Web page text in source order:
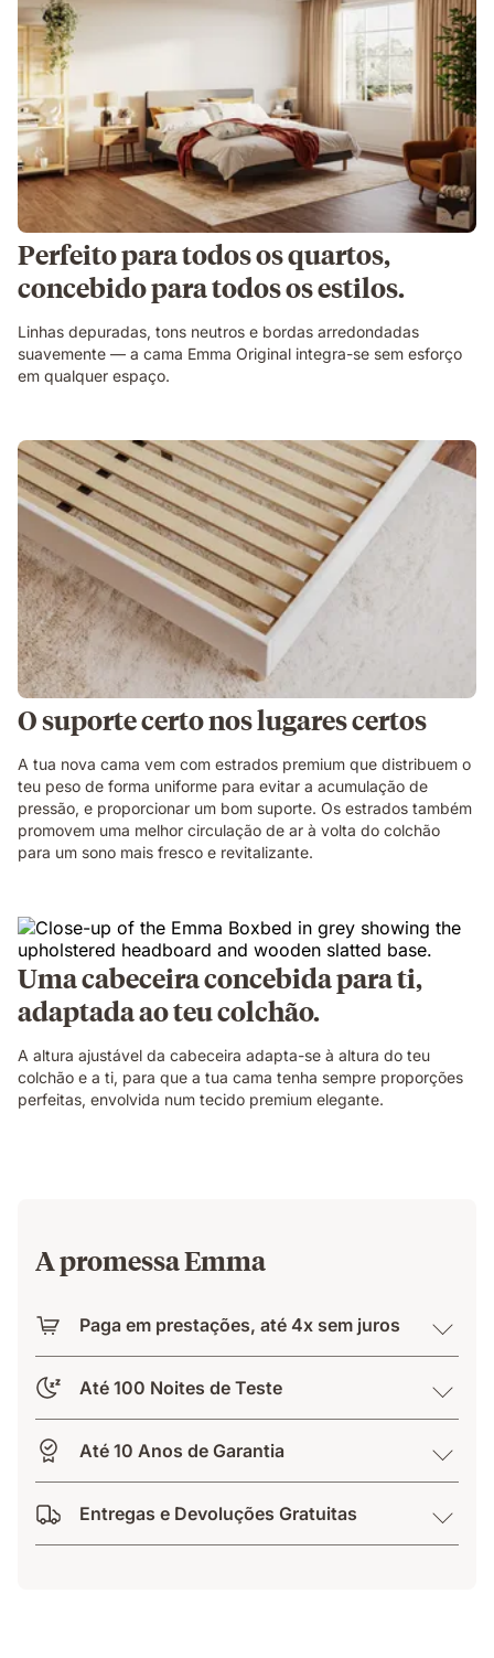
Perfeito para todos os quartos,
concebido para todos os estilos.
Linhas depuradas, tons neutros e bordas arredondadas
suavemente — a cama Emma Original integra-se sem esforço
em qualquer espaço.
O suporte certo nos lugares certos
A tua nova cama vem com estrados premium que distribuem o
teu peso de forma uniforme para evitar a acumulação de
pressão, e proporcionar um bom suporte. Os estrados também
promovem uma melhor circulação de ar à volta do colchão
para um sono mais fresco e revitalizante.
Uma cabeceira concebida para ti,
adaptada ao teu colchão.
A altura ajustável da cabeceira adapta-se à altura do teu
colchão e a ti, para que a tua cama tenha sempre proporções
perfeitas, envolvida num tecido premium elegante.
A promessa Emma
Paga em prestações, até 4x sem juros
Até 100 Noites de Teste
Até 10 Anos de Garantia
Entregas e Devoluções Gratuitas